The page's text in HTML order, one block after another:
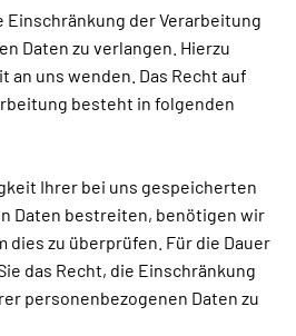
Einschränkung der Verarbeitung
Daten zu verlangen. Hierzu
an uns wenden. Das Recht auf
besteht in folgenden
Ihrer bei uns gespeicherten
Daten bestreiten, benötigen wir
dies zu überprüfen. Für die Dauer
das Recht, die Einschränkung
personenbezogenen Daten zu